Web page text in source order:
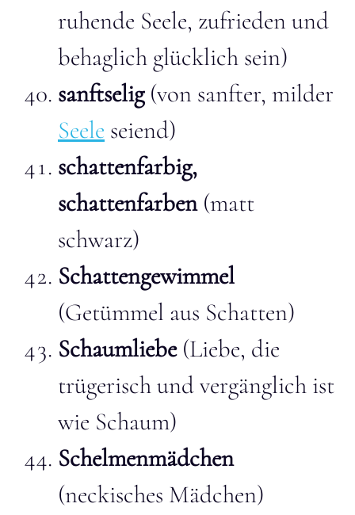
ruhende Seele, zufrieden und
behaglich glücklich sein)
sanftselig(von sanfter, milder
Seele seiend)
schattenfarbig,
schattenfarben(matt
schwarz)
Schattengewimmel
(Getümmel aus Schatten)
Schaumliebe(Liebe, die
trügerisch und vergänglich ist
wie Schaum)
Schelmenmädchen
(neckisches Mädchen)